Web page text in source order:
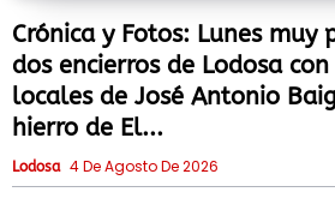
Crónica y Fotos: Lunes muy
dos encierros de Lodosa
locales de José Antonio
hierro de El...
Lodosa 4 De Agosto De 2026